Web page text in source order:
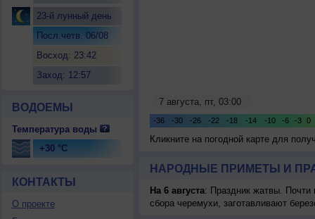
23-й лунный день
Посл.четв. 06/08
Восход: 23:42
Заход: 12:57
ВОДОЕМЫ
Температура воды
+30 °C
КОНТАКТЫ
О проекте
Кликните на погодной карте для
НАРОДНЫЕ ПРИМЕТЫ И
На 6 августа: Праздник жатвы. Почти
сбора черемухи, заготавливают